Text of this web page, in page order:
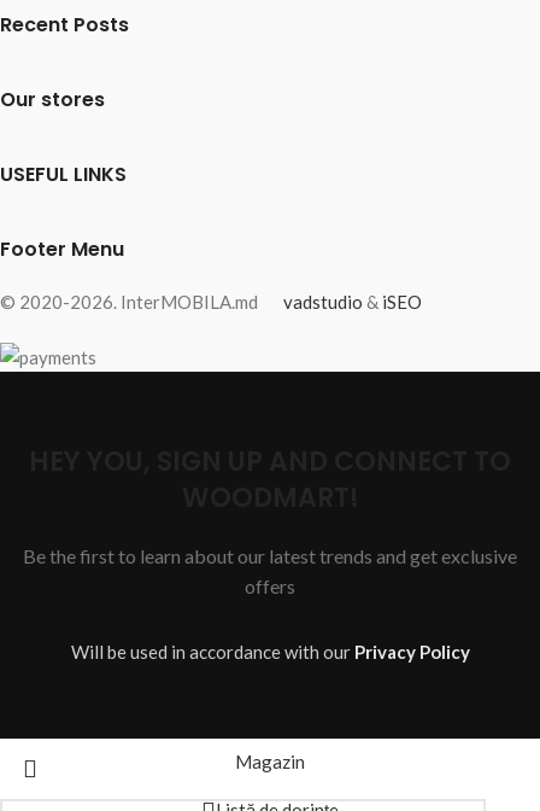
Recent Posts
Our stores
USEFUL LINKS
Footer Menu
© 2020-2026. InterMOBILA.md vadstudio & iSEO
Be the first to learn about our latest trends and get exclusive
offers
Will be used in accordance with our Privacy Policy
Magazin